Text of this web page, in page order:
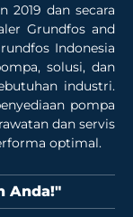
2019 dan secara
Grundfos and
Indonesia
solusi, dan
industri.
pompa
dan servis
optimal.
Anda!"